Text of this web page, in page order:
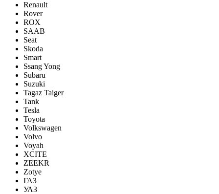
Renault
Rover
ROX
SAAB
Seat
Skoda
Smart
Ssang Yong
Subaru
Suzuki
Tagaz Taiger
Tank
Tesla
Toyota
Volkswagen
Volvo
Voyah
XCITE
ZEEKR
Zotye
ГАЗ
УАЗ